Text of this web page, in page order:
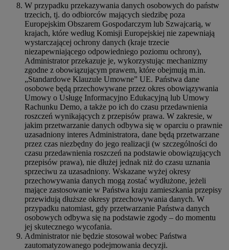
W przypadku przekazywania danych osobowych do państw
trzecich, tj. do odbiorców mających siedzibę poza
Europejskim Obszarem Gospodarczym lub Szwajcarią, w
krajach, które według Komisji Europejskiej nie zapewniają
wystarczającej ochrony danych (kraje trzecie
niezapewniającego odpowiedniego poziomu ochrony),
Administrator przekazuje je, wykorzystując mechanizmy
zgodne z obowiązującym prawem, które obejmują m.in.
„Standardowe Klauzule Umowne” UE. Państwa dane
osobowe będą przechowywane przez okres obowiązywania
Umowy o Usługę Informacyjno Edukacyjną lub Umowy
Rachunku Demo, a także po ich do czasu przedawnienia
roszczeń wynikających z przepisów prawa. W zakresie, w
jakim przetwarzanie danych odbywa się w oparciu o prawnie
uzasadniony interes Administratora, dane będą przetwarzane
przez czas niezbędny do jego realizacji (w szczególności do
czasu przedawnienia roszczeń na podstawie obowiązujących
przepisów prawa), nie dłużej jednak niż do czasu uznania
sprzeciwu za uzasadniony. Wskazane wyżej okresy
przechowywania danych mogą zostać wydłużone, jeżeli
mające zastosowanie w Państwa kraju zamieszkania przepisy
przewidują dłuższe okresy przechowywania danych. W
przypadku natomiast, gdy przetwarzanie Państwa danych
osobowych odbywa się na podstawie zgody – do momentu
jej skutecznego wycofania.
Administrator nie będzie stosował wobec Państwa
zautomatyzowanego podejmowania decyzji.